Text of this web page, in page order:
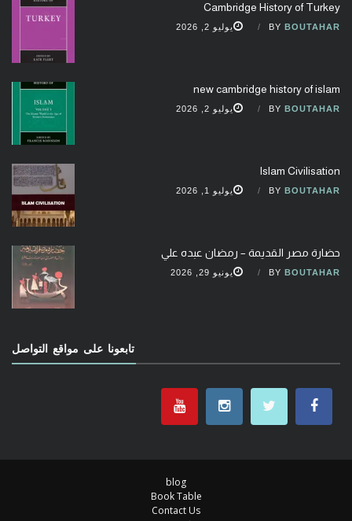
Cambridge History of Turkey
BY BOUTAHAR يوليو 2, 2026
new cambridge history of islam
BY BOUTAHAR يوليو 2, 2026
Islam Civilisation
BY BOUTAHAR يوليو 1, 2026
حضارة مصر القديمة – رمضان عبده علي
BY BOUTAHAR يونيو 29, 2026
تابعونا على مواقع التواصل
blog
Book Table
Contact Us